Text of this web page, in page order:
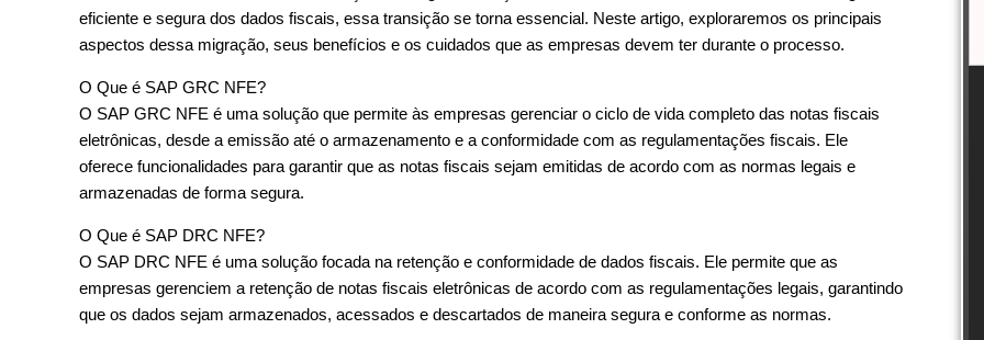
eficiente e segura dos dados fiscais, essa transição se torna essencial. Neste artigo, exploraremos os principais
aspectos dessa migração, seus benefícios e os cuidados que as empresas devem ter durante o processo.
O Que é SAP GRC NFE?
O SAP GRC NFE é uma solução que permite às empresas gerenciar o ciclo de vida completo das notas fiscais
eletrônicas, desde a emissão até o armazenamento e a conformidade com as regulamentações fiscais. Ele
oferece funcionalidades para garantir que as notas fiscais sejam emitidas de acordo com as normas legais e
armazenadas de forma segura.
O Que é SAP DRC NFE?
O SAP DRC NFE é uma solução focada na retenção e conformidade de dados fiscais. Ele permite que as
empresas gerenciem a retenção de notas fiscais eletrônicas de acordo com as regulamentações legais, garantindo
que os dados sejam armazenados, acessados e descartados de maneira segura e conforme as normas.
Wat zijn de top 10 online casino's in Nederland
met educatieve resources 2026?
Wat zijn de top 10 online casino’s in Nederland met
educatieve resources 2026? Als deskundige op het gebied
van online gokken, wil ik u helpen bij het maken van de
Oyunları with Other Games in 2026